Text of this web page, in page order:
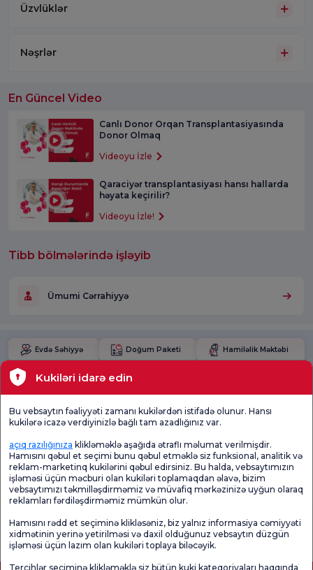
Üzvlüklər
Nəşrlər
En Güncel Video
Canlı Donor Orqan Transplantasiyasında
Donor Olmaq
Videoyu İzle
Qaraciyər transplantasiyası hansı hallarda
həyata keçirilir?
Videoyu İzle!
Tibb bölmələrində işləyib
Ümumi Cərrahiyyə
Evdə Səhiyyə Doğum Paketi Hamiləlik Məktəbi
Yoxlama Paketləri
Məkanlar
Mövcud Sağlamlıq
Tibbi bölmələr
Ümumi
Məmnuniyyət
Sorğusu
Məmnuniyyət
Sorğusunu
yoxlayın.
Promo
Məmnuniyyəti
Sorğusu
Kukiləri idarə edin
Bu vebsaytın fəaliyyəti zamanı kukilərdən istifadə olunur. Hansı
kukilərə icazə verdiyinizlə bağlı tam azadlığınız var.
açıq razılığınıza klikləməklə aşağıda ətraflı məlumat verilmişdir.
Hamısını qəbul et seçimi bunu qəbul etməklə siz funksional, analitik və
reklam-marketinq kukilərini qəbul edirsiniz. Bu halda, vebsaytımızın
işləməsi üçün məcburi olan kukiləri toplamaqdan əlavə, bizim
vebsaytımızı təkmilləşdirməmiz və müvafiq mərkəzinizə uyğun olaraq
reklamları fərdiləşdirməmiz mümkün olur.
Hamısını rədd et seçiminə klikləsəniz, biz yalnız informasiya cəmiyyəti
xidmətinin yerinə yetirilməsi və daxil olduğunuz vebsaytın düzgün
işləməsi üçün lazım olan kukiləri toplaya biləcəyik.
Tercihlər seçiminə klikləməklə siz bütün kuki kateqoriyaları haqqında